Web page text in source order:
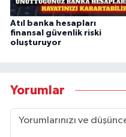
Atıl banka hesapları
finansal güvenlik riski
oluşturuyor
Yorumlar